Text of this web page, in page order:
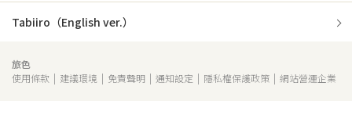
Tabiiro（English ver.）
旅色
使用條款
建議環境 免責聲明 通知設定 隱私權保護政策 網站營運企業